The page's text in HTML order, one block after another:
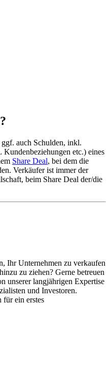
auch Schulden, inkl.
etc.) eines
Share Deal, bei dem die
Verkäufer ist immer der
beim Share Deal der/die
Ihr Unternehmen zu verkaufen
zu ziehen? Gerne betreuen
unserer langjährigen Expertise
und Investoren.
für ein erstes